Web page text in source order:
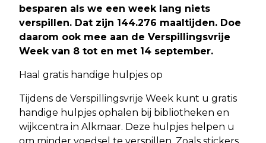
besparen als we een week lang niets
verspillen. Dat zijn 144.276 maaltijden. Doe
daarom ook mee aan de Verspillingsvrije
Week van 8 tot en met 14 september.
Haal gratis handige hulpjes op
Tijdens de Verspillingsvrije Week kunt u gratis
handige hulpjes ophalen bij bibliotheken en
wijkcentra in Alkmaar. Deze hulpjes helpen u
om minder voedsel te verspillen. Zoals stickers